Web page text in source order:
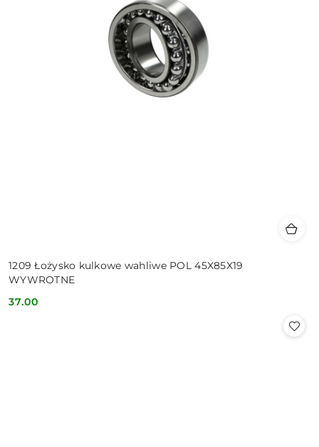
1209 Łożysko kulkowe wahliwe POL 45X85X19
WYWROTNE
Cena:
37.00